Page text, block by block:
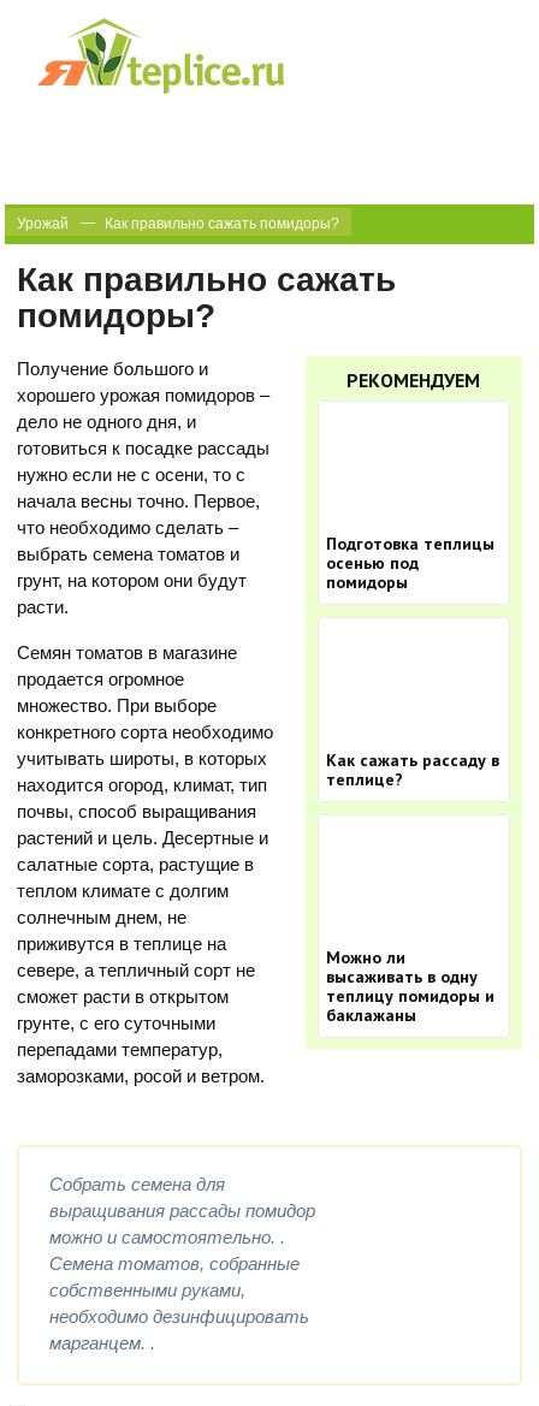
Урожай Как правильно сажать помидоры?
Как правильно сажать
помидоры?
РЕКОМЕНДУЕМ
Подготовка теплицы
осенью под
помидоры
Как сажать рассаду в
теплице?
Можно ли
высаживать в одну
теплицу помидоры и
баклажаны
Получение большого и
хорошего урожая помидоров –
дело не одного дня, и
готовиться к посадке рассады
нужно если не с осени, то с
начала весны точно. Первое,
что необходимо сделать –
выбрать семена томатов и
грунт, на котором они будут
расти.
Семян томатов в магазине
продается огромное
множество. При выборе
конкретного сорта необходимо
учитывать широты, в которых
находится огород, климат, тип
почвы, способ выращивания
растений и цель. Десертные и
салатные сорта, растущие в
теплом климате с долгим
солнечным днем, не
приживутся в теплице на
севере, а тепличный сорт не
сможет расти в открытом
грунте, с его суточными
перепадами температур,
заморозками, росой и ветром.
Собрать семена для
выращивания рассады помидор
можно и самостоятельно. .
Семена томатов, собранные
собственными руками,
необходимо дезинфицировать
марганцем. .